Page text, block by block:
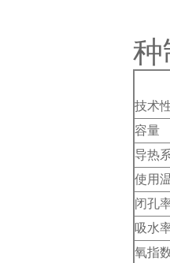
种
技术
容量
导热
使用
闭孔
吸水
氧指